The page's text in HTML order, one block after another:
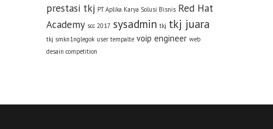
prestasi tkj PT Aplika Karya Solusi Bisnis Red Hat
Academy scc 2017 sysadmin tkj tkj juara
tkj smkn1nglegok user tempalte voip engineer web
desain competition